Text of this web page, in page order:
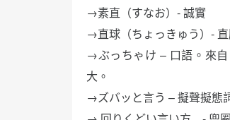
→素直（すなお）- 誠實
→直球（ちょっきゅう）- 直
→ぶっちゃけ – 口語。來
大。
→ズバッと言う – 擬聲擬態